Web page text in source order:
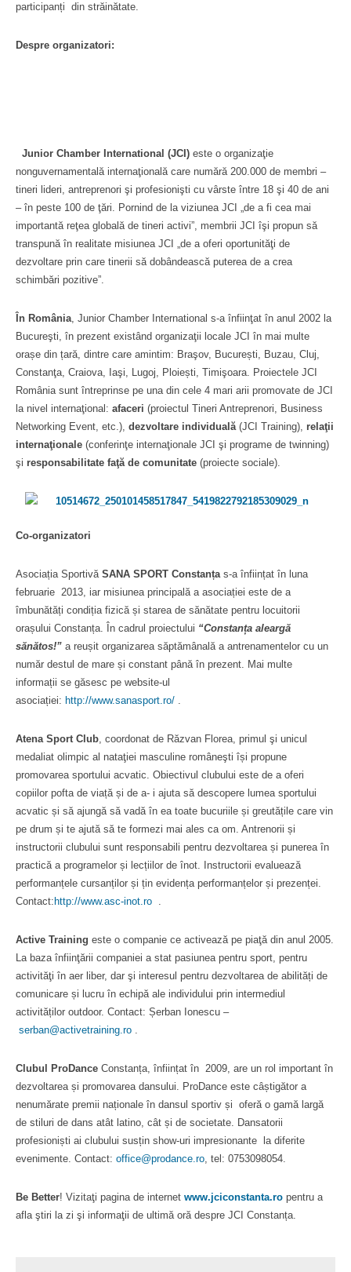
participanți din străinătate.
Despre organizatori:
Junior Chamber International (JCI) este o organizaţie
nonguvernamentală internaţională care numără 200.000 de membri –
tineri lideri, antreprenori şi profesionişti cu vârste între 18 şi 40 de ani
– în peste 100 de ţări. Pornind de la viziunea JCI „de a fi cea mai
importantă reţea globală de tineri activi”, membrii JCI îşi propun să
transpună în realitate misiunea JCI „de a oferi oportunităţi de
dezvoltare prin care tinerii să dobândească puterea de a crea
schimbări pozitive”.
În România, Junior Chamber International s-a înfiinţat în anul 2002 la
Bucureşti, în prezent existând organizaţii locale JCI în mai multe
orașe din țară, dintre care amintim: Braşov, București, Buzau, Cluj,
Constanţa, Craiova, Iaşi, Lugoj, Ploiești, Timişoara. Proiectele JCI
România sunt întreprinse pe una din cele 4 mari arii promovate de JCI
la nivel internaţional: afaceri (proiectul Tineri Antreprenori, Business
Networking Event, etc.), dezvoltare individuală(JCI Training), relaţii
internaţionale (conferinţe internaţionale JCI şi programe de twinning)
şi responsabilitate faţă de comunitate (proiecte sociale).
Co-organizatori
Asociația Sportivă SANA SPORT Constanțas-a înființat în luna
februarie 2013, iar misiunea principală a asociației este de a
îmbunătăți condiția fizică și starea de sănătate pentru locuitorii
orașului Constanța. În cadrul proiectului “Constanța aleargă
sănătos!” a reușit organizarea săptămânală a antrenamentelor cu un
număr destul de mare și constant până în prezent. Mai multe
informații se găsesc pe website-ul
asociației: http://www.sanasport.ro/ .
Atena Sport Club, coordonat de Răzvan Florea, primul şi unicul
medaliat olimpic al nataţiei masculine româneşti își propune
promovarea sportului acvatic. Obiectivul clubului este de a oferi
copiilor pofta de viață și de a- i ajuta să descopere lumea sportului
acvatic și să ajungă să vadă în ea toate bucuriile și greutățile care vin
pe drum și te ajută să te formezi mai ales ca om. Antrenorii și
instructorii clubului sunt responsabili pentru dezvoltarea și punerea în
practică a programelor și lecțiilor de înot. Instructorii evaluează
performanțele cursanților și țin evidența performanțelor și prezenței.
Contact: http://www.asc-inot.ro .
Active Training este o companie ce activează pe piaţă din anul 2005.
La baza înfiinţării companiei a stat pasiunea pentru sport, pentru
activităţi în aer liber, dar şi interesul pentru dezvoltarea de abilități de
comunicare și lucru în echipă ale individului prin intermediul
activităților outdoor. Contact: Șerban Ionescu –
serban@activetraining.ro .
Clubul ProDance Constanța, înființat în 2009, are un rol important în
dezvoltarea și promovarea dansului. ProDance este câștigător a
nenumărate premii naționale în dansul sportiv și oferă o gamă largă
de stiluri de dans atât latino, cât și de societate. Dansatorii
profesioniști ai clubului susțin show-uri impresionante la diferite
evenimente. Contact: office@prodance.ro, tel: 0753098054.
Be Better! Vizitaţi pagina de internet www.jciconstanta.ro pentru a
afla ştiri la zi şi informaţii de ultimă oră despre JCI Constanța.